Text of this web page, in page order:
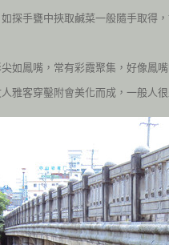
探手甕中挾取鹹菜一般隨手取得，
如鳳嘴，常有彩霞聚集，好像鳳
雅客穿鑿附會美化而成，一般人